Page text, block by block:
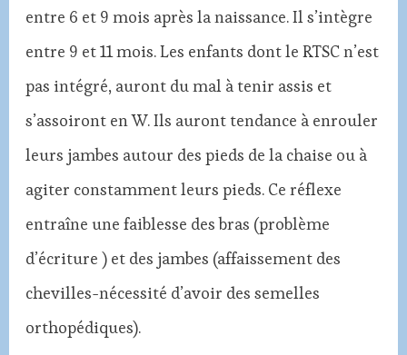
entre 6 et 9 mois après la naissance. Il s’intègre
entre 9 et 11 mois. Les enfants dont le RTSC n’est
pas intégré, auront du mal à tenir assis et
s’assoiront en W. Ils auront tendance à enrouler
leurs jambes autour des pieds de la chaise ou à
agiter constamment leurs pieds. Ce réflexe
entraîne une faiblesse des bras (problème
d’écriture ) et des jambes (affaissement des
chevilles-nécessité d’avoir des semelles
orthopédiques).